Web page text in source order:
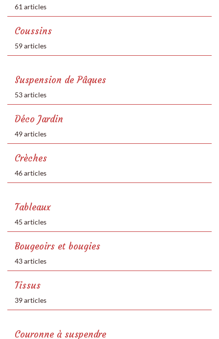
61 articles
Coussins
59 articles
Suspension de Pâques
53 articles
Déco Jardin
49 articles
Crèches
46 articles
Tableaux
45 articles
Bougeoirs et bougies
43 articles
Tissus
39 articles
Couronne à suspendre